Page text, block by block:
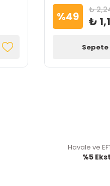
%49 ₺
₺
Sepete
Havale ve
%5